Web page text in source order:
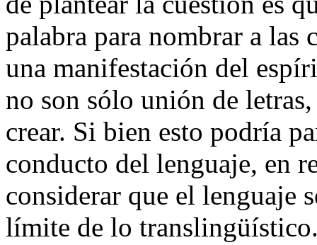
palabra para nombrar a las
una manifestación del
no son sólo unión de
crear. Si bien esto podría
conducto del lenguaje, en
considerar que el lenguaje
límite de lo